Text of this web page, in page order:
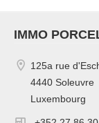
IMMO
125a rue
4440 Soleuvre
Luxembourg